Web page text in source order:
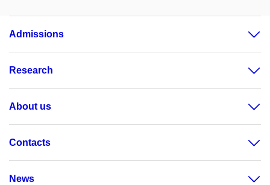
Admissions
Research
About us
Contacts
News